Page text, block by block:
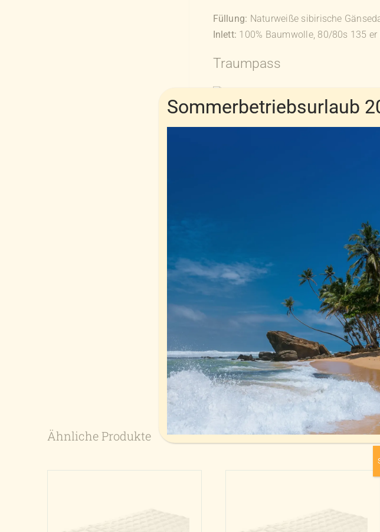
Füllung: Naturweiße sibirische
Inlett: 100% Baumwolle, 80/80s 135
Traumpass
Durch
Traumpass
Sie enthalten ausschließlich Daunen
Durch die federn- und daunendichte
Pflegehinweise
Ähnliche Produkte
Sommerbetriebsurlaub